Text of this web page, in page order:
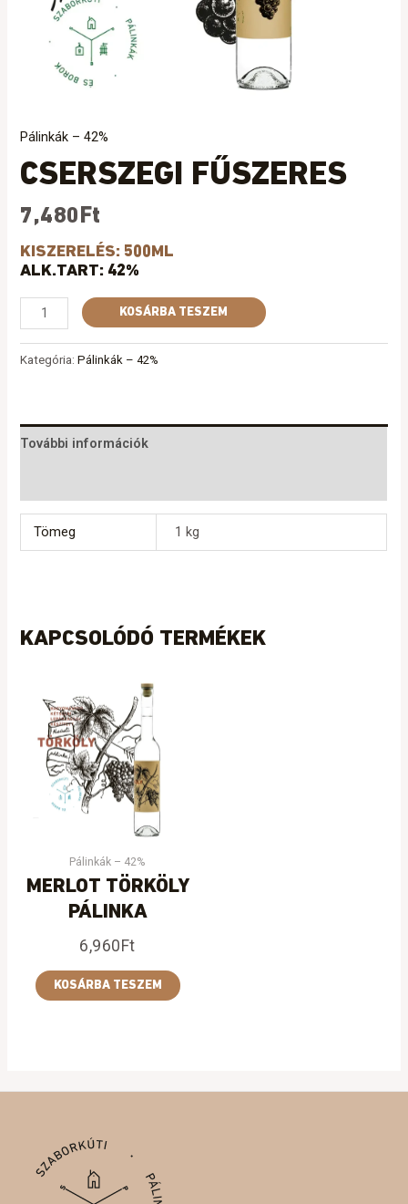
Pálinkák – 42%
CSERSZEGI FŰSZERES
7,480 Ft
KISZERELÉS: 500ML
ALK.TART: 42%
KOSÁRBA TESZEM
Kategória:Pálinkák – 42%
További információk
Tömeg 1 kg
KAPCSOLÓDÓ TERMÉKEK
Pálinkák – 42%
MERLOT TÖRKÖLY
PÁLINKA
6,960 Ft
KOSÁRBA TESZEM